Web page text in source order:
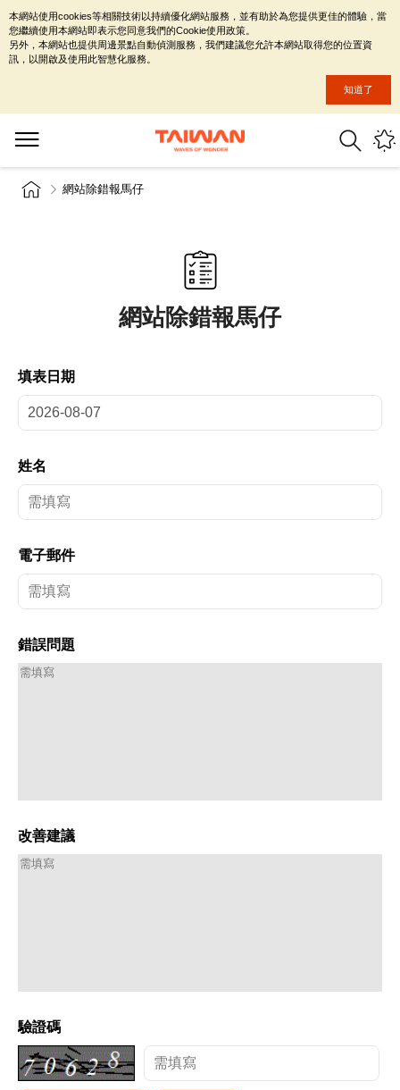
網站除錯報馬仔
網站除錯報馬仔
填表日期
姓名
電子郵件
錯誤問題
改善建議
驗證碼
本網站使用cookies等相關技術以持續優化網站服務，並有助於為您提供更佳的體驗，當
您繼續使用本網站即表示您同意我們的Cookie使用政策。
另外，本網站也提供周邊景點自動偵測服務，我們建議您允許本網站取得您的位置資
訊，以開啟及使用此智慧化服務。
知道了